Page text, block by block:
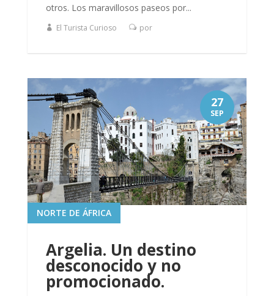
otros. Los maravillosos paseos por...
El Turista Curioso por
Argelia. Un destino
desconocido y no
promocionado.
NORTE DE ÁFRICA
27
SEP